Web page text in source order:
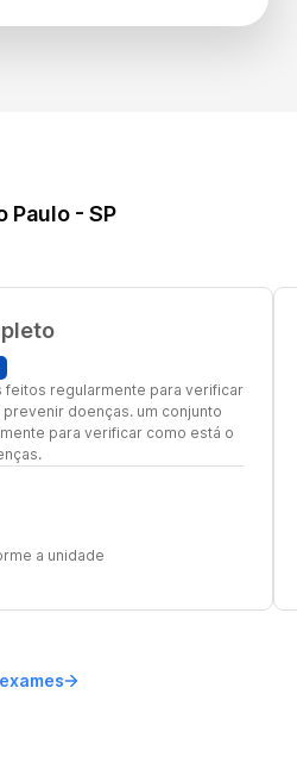
Paulo - SP
feitos regularmente para verificar
doenças. um conjunto
para verificar como está o
a unidade